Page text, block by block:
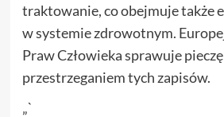
traktowanie, co obejmuje także
w systemie zdrowotnym.
Praw Człowieka sprawuje
przestrzeganiem tych zapisów.
„`